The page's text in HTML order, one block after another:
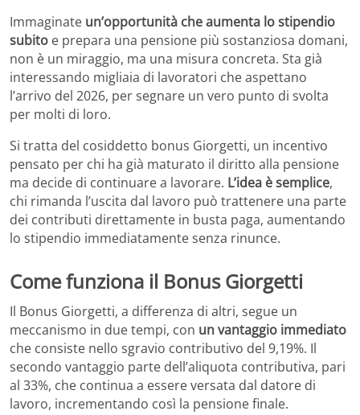
Immaginate un’opportunità che aumenta lo stipendio
subito e prepara una pensione più sostanziosa domani,
non è un miraggio, ma una misura concreta. Sta già
interessando migliaia di lavoratori che aspettano
l’arrivo del 2026, per segnare un vero punto di svolta
per molti di loro.
Si tratta del cosiddetto bonus Giorgetti, un incentivo
pensato per chi ha già maturato il diritto alla pensione
ma decide di continuare a lavorare. L’idea è semplice,
chi rimanda l’uscita dal lavoro può trattenere una parte
dei contributi direttamente in busta paga, aumentando
lo stipendio immediatamente senza rinunce.
Come funziona il Bonus Giorgetti
Il Bonus Giorgetti, a differenza di altri, segue un
meccanismo in due tempi, con un vantaggio immediato
che consiste nello sgravio contributivo del 9,19%. Il
secondo vantaggio parte dell’aliquota contributiva, pari
al 33%, che continua a essere versata dal datore di
lavoro, incrementando così la pensione finale.